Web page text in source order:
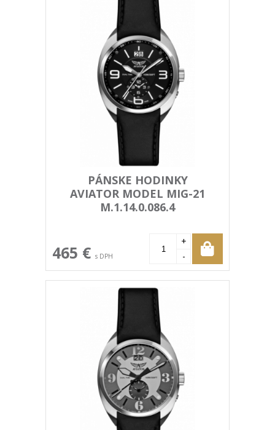
PÁNSKE HODINKY
AVIATOR MODEL MIG-21
M.1.14.0.086.4
465 € s DPH -
+